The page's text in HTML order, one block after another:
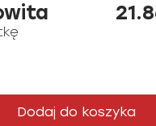
Dodaj do koszyka